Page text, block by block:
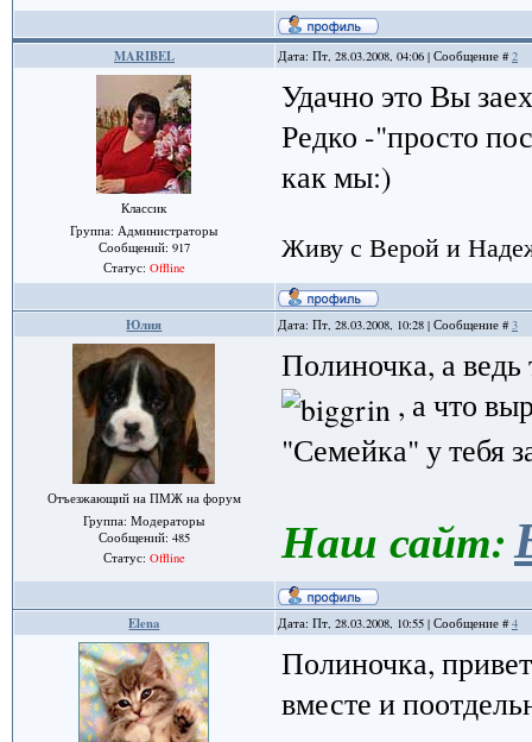
MARIBEL Дата: Пт, 28.03.2008, 04:06 | Сообщение #2
Классик
Группа: Администраторы
Сообщений: 917
Статус: Offline
Удачно это Вы
Редко -"просто
как мы:)
Живу с Верой и
Юлия Дата: Пт, 28.03.2008, 10:28 | Сообщение #3
Отъезжающий на ПМЖ на форум
Группа: Модераторы
Сообщений: 485
Статус: Offline
Полиночка, а ведь
, а что
"Семейка" у тебя
Наш сайт:
Elena Дата: Пт, 28.03.2008, 10:55 | Сообщение #4
Полиночка,
вместе и